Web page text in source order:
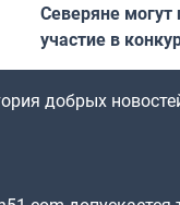
Северяне могут
участие в
северной
по Печенгскому
добрых